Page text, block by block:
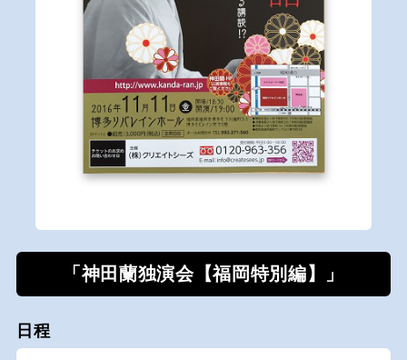
「神田蘭独演会【福岡特別編】」
日程